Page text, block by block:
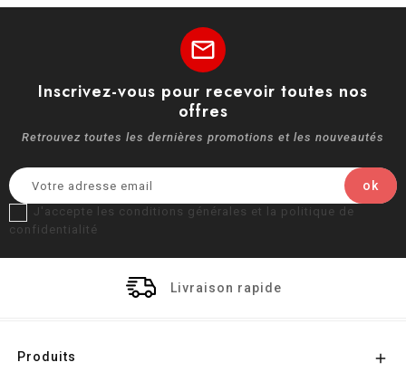
mail
Inscrivez-vous pour recevoir toutes nos
offres
Retrouvez toutes les dernières promotions et les nouveautés
J'accepte les conditions générales et la politique de
confidentialité
Livraison rapide
Produits 